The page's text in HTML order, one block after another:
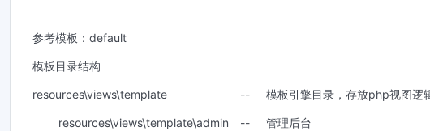
参考模板：default
模板目录结构
resources\views\template -- 模板引擎目录，存放php视图逻
resources\views\template\admin -- 管理后台